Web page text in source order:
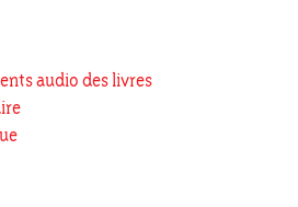
audio des livres